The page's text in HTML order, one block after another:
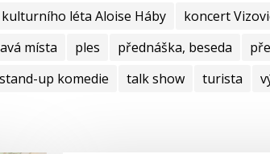
léta Aloise Háby
koncert
místa ples přednáška, beseda
stand-up komedie talk show turista